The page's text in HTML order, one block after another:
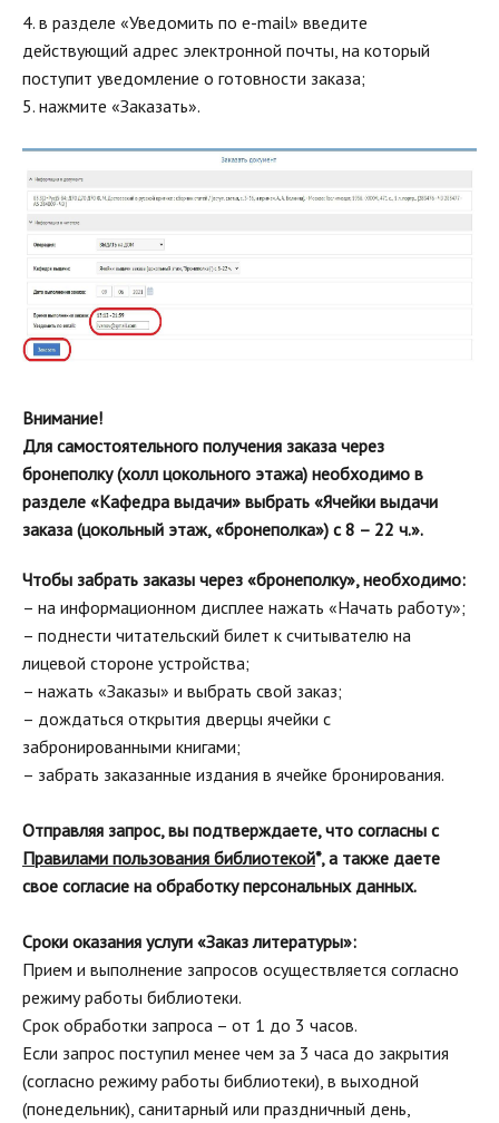
4. в разделе «Уведомить по e-mаil» введите
действующий адрес электронной почты, на который
поступит уведомление о готовности заказа;
5. нажмите «Заказать».
Внимание!
Для самостоятельного получения заказа через
бронеполку (холл цокольного этажа) необходимо в
разделе «Кафедра выдачи» выбрать «Ячейки выдачи
заказа (цокольный этаж, «бронеполка») с 8 – 22 ч.».
Чтобы забрать заказы через «бронеполку», необходимо:
– на информационном дисплее нажать «Начать работу»;
– поднести читательский билет к считывателю на
лицевой стороне устройства;
– нажать «Заказы» и выбрать свой заказ;
– дождаться открытия дверцы ячейки с
забронированными книгами;
– забрать заказанные издания в ячейке бронирования.
Отправляя запрос, вы подтверждаете, что согласны с
Правилами пользования библиотекой*, а также даете
свое согласие на обработку персональных данных.
Сроки оказания услуги «Заказ литературы»:
Прием и выполнение запросов осуществляется согласно
режиму работы библиотеки.
Срок обработки запроса – от 1 до 3 часов.
Если запрос поступил менее чем за 3 часа до закрытия
(согласно режиму работы библиотеки), в выходной
(понедельник), санитарный или праздничный день,